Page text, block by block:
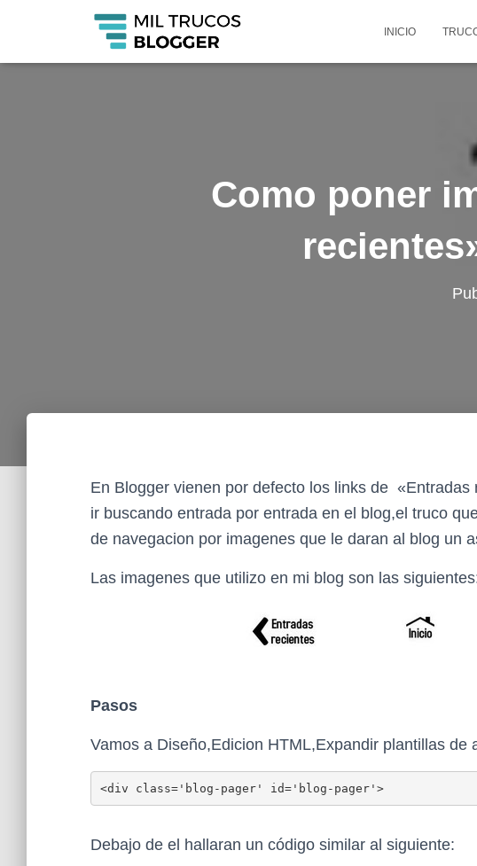
INICIO
Como poner
En Blogger vienen por defecto los links de
ir buscando entrada por entrada en el blog,el truco
de navegacion por imagenes que le daran al blog un
Las imagenes que utilizo en mi blog son las
Pasos
Vamos a Diseño,Edicion HTML,Expandir plantillas de
<div class='blog-pager' id='blog-pager'>
Debajo de el hallaran un código similar al siguiente: